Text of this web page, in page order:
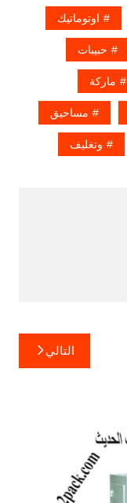
اوتوماتيك
حبيبات
ماركة
مساحيق
وتغليف
التالي